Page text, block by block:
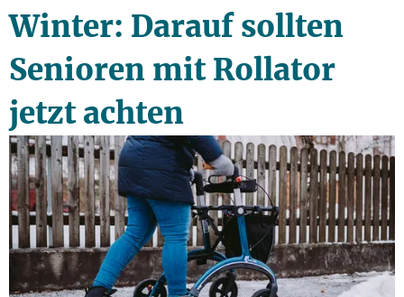
Winter: Darauf sollten
Senioren mit Rollator
jetzt achten